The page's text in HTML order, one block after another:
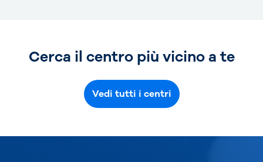
Cerca il centro più vicino a te
Vedi tutti i centri